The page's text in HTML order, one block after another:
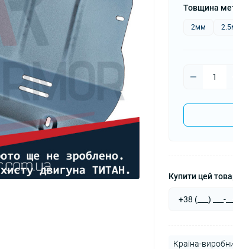
Товщина
2мм
Купити цей
Країна-